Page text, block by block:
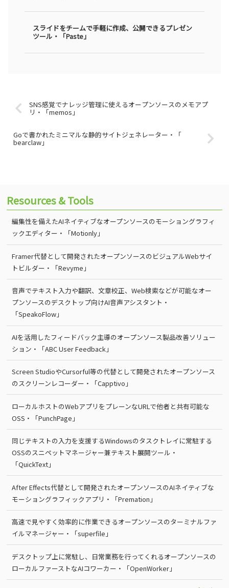
スライドをチームで手軽に作成、公開できるプレゼン
ツール・「Paste」
SNS感覚でナレッジ管理に使えるオープンソースのメモアプ
リ・「memos」
Goで書かれたミニマルな静的サイトジェネレーター・「
bearclaw」
Resources & Tools
編集性を備えたAIネイティブなオープンソースのモーショングラフィ
ックエディター・「Motionly」
Framer代替として開発されたオープンソースのビジュアルWebサイ
トビルダー・「Revyme」
音声でテキスト入力や翻訳、文章校正、Web検索などが可能なオー
プンソースのデスクトップ向けAI音声アシスタント・
「SpeakoFlow」
AIを活用したフィードバック主導のオープンソース製品改善ソリュー
ション・「ABC User Feedback」
Screen StudioやCursorful等の代替として開発されたオープンソース
のスクリーンレコーダー・「Capptivo」
ローカルホストのWebアプリをプレーンなURLで他者と共有可能な
OSS・「PunchPage」
同じテキストの入力を支援するWindowsのタスクトレイに常駐する
OSSのスニペットマネージャー兼テキスト展開ツール・
「QuickText」
After Effects代替として開発されたオープンソースのAIネイティブな
モーショングラフィックアプリ・「Premation」
高速で見やすく効率的に作業できるオープンソースのターミナルファ
イルマネージャー・「superfile」
デスクトップ上に常駐し、日常業務を行ってくれるオープンソースの
ローカルファーストなAIコワーカー・「OpenWorker」